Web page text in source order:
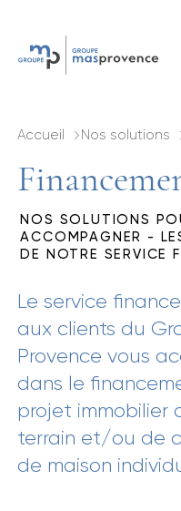
Accueil Nos solutions
NOS SOLUTIONS
ACCOMPAGNER -
DE NOTRE SERVICE
Le service
aux clients du
Provence vous
dans le
projet immobilier
terrain et/ou de
de maison